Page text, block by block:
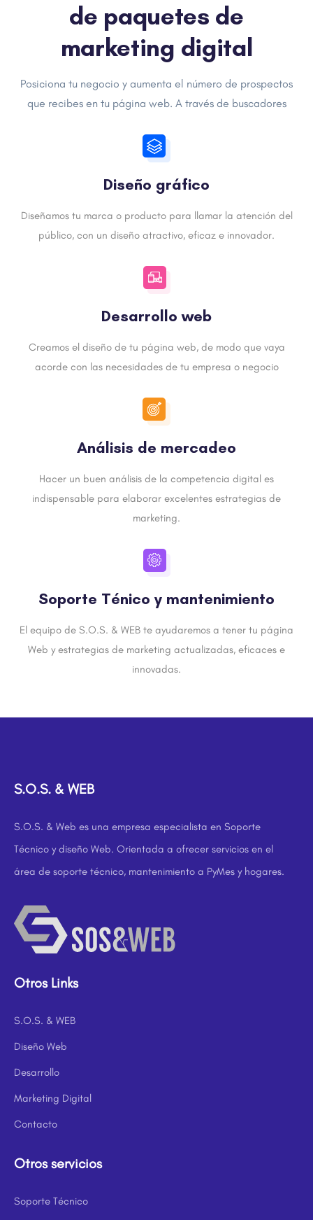
de paquetes de
marketing digital
Posiciona tu negocio y aumenta el número de prospectos
que recibes en tu página web. A través de buscadores
Diseño gráfico
Diseñamos tu marca o producto para llamar la atención del
público, con un diseño atractivo, eficaz e innovador.
Desarrollo web
Creamos el diseño de tu página web, de modo que vaya
acorde con las necesidades de tu empresa o negocio
Análisis de mercadeo
Hacer un buen análisis de la competencia digital es
indispensable para elaborar excelentes estrategias de
marketing.
Soporte Ténico y mantenimiento
El equipo de S.O.S. & WEB te ayudaremos a tener tu página
Web y estrategias de marketing actualizadas, eficaces e
innovadas.
S.O.S. & WEB
S.O.S. & Web es una empresa especialista en Soporte
Técnico y diseño Web. Orientada a ofrecer servicios en el
área de soporte técnico, mantenimiento a PyMes y hogares.
Otros Links
S.O.S. & WEB
Diseño Web
Desarrollo
Marketing Digital
Contacto
Otros servicios
Soporte Técnico